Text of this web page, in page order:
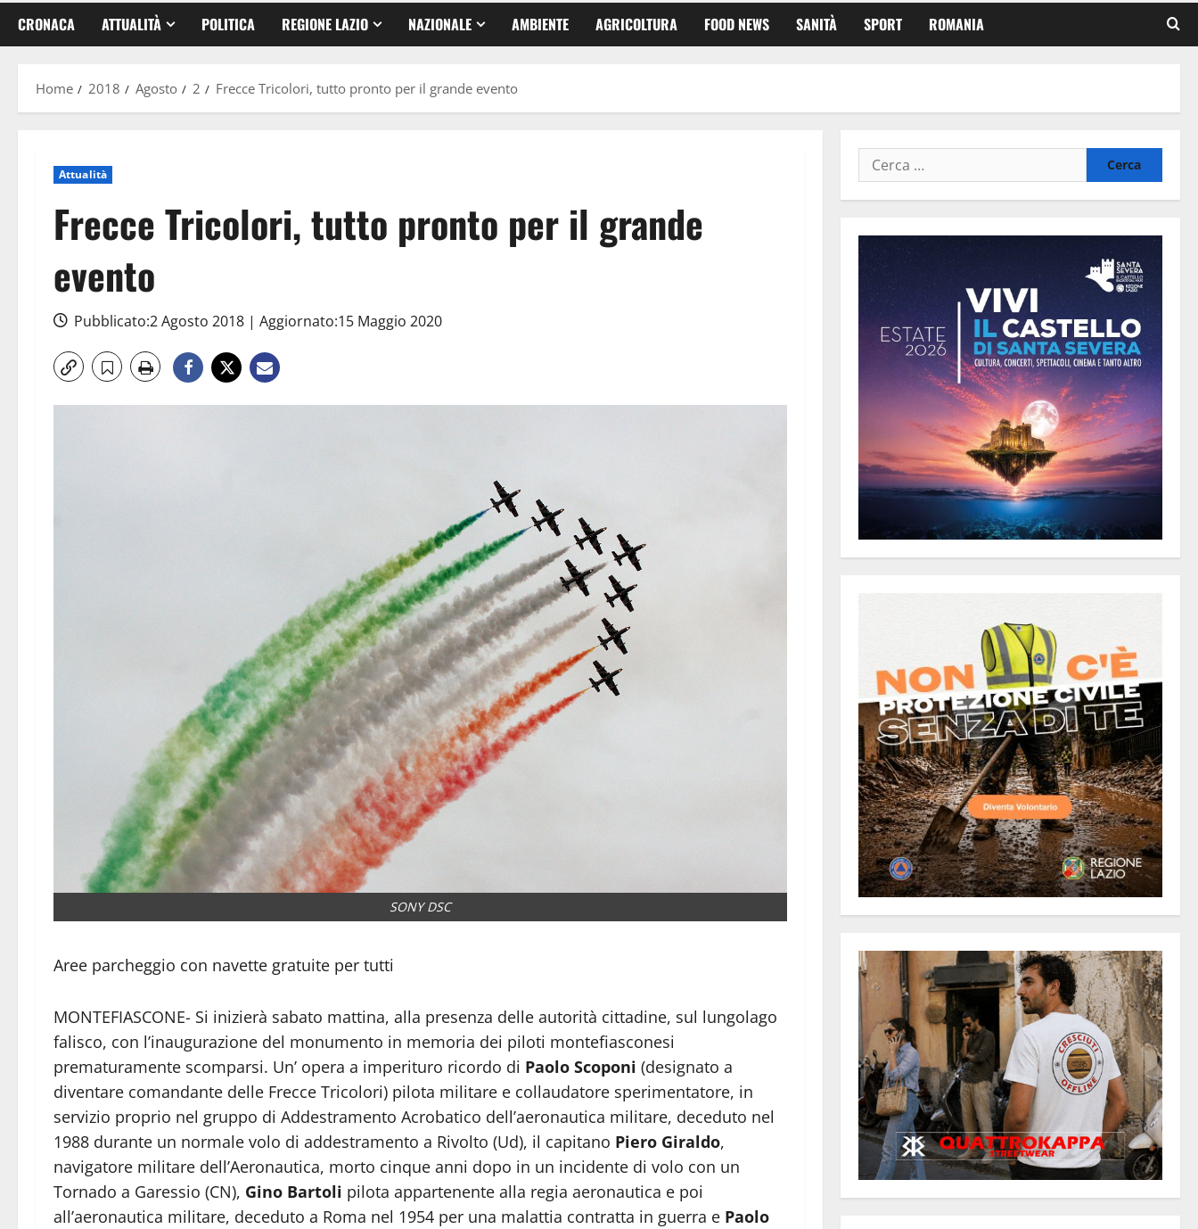
CRONACA ATTUALITÀ POLITICA REGIONE LAZIO NAZIONALE AMBIENTE AGRICOLTURA FOOD NEWS SANITÀ SPORT ROMANIA
Home 2018 Agosto 2 Frecce Tricolori, tutto pronto per il grande evento
Attualità
Frecce Tricolori, tutto pronto per il grande
evento
Pubblicato:2 Agosto 2018 | Aggiornato:15 Maggio 2020
SONY DSC
Aree parcheggio con navette gratuite per tutti
MONTEFIASCONE- Si inizierà sabato mattina, alla presenza delle autorità cittadine, sul lungolago
falisco, con l’inaugurazione del monumento in memoria dei piloti montefiasconesi
prematuramente scomparsi. Un’ opera a imperituro ricordo di Paolo Scoponi (designato a
diventare comandante delle Frecce Tricolori) pilota militare e collaudatore sperimentatore, in
servizio proprio nel gruppo di Addestramento Acrobatico dell’aeronautica militare, deceduto nel
1988 durante un normale volo di addestramento a Rivolto (Ud), il capitano Piero Giraldo,
navigatore militare dell’Aeronautica, morto cinque anni dopo in un incidente di volo con un
Tornado a Garessio (CN), Gino Bartoli pilota appartenente alla regia aeronautica e poi
all’aeronautica militare, deceduto a Roma nel 1954 per una malattia contratta in guerra e Paolo
Ricerca
per: